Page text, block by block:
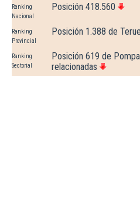
Ranking
Nacional
Posición 418.560
Ranking
Provincial
Posición 1.388 de Teruel
Ranking
Sectorial
Posición 619 de
relacionadas